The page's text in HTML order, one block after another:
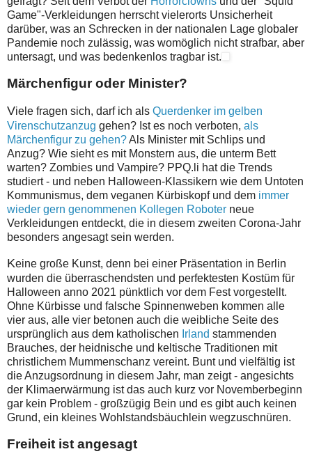
Game"-Verkleidungen herrscht vielerorts Unsicherheit
darüber, was an Schrecken in der nationalen Lage globaler
Pandemie noch zulässig, was womöglich nicht strafbar, aber
untersagt, und was bedenkenlos tragbar ist.
Märchenfigur oder Minister?
Viele fragen sich, darf ich als Querdenker im gelben
Virenschutzanzug gehen? Ist es noch verboten, als
Märchenfigur zu gehen?Als Minister mit Schlips und
Anzug? Wie sieht es mit Monstern aus, die unterm Bett
warten? Zombies und Vampire? PPQ.li hat die Trends
studiert - und neben Halloween-Klassikern wie dem Untoten
Kommunismus, dem veganen Kürbiskopf und dem immer
wieder gern genommenen Kollegen Roboter neue
Verkleidungen entdeckt, die in diesem zweiten Corona-Jahr
besonders angesagt sein werden.
Keine große Kunst, denn bei einer Präsentation in Berlin
wurden die überraschendsten und perfektesten Kostüm für
Halloween anno 2021 pünktlich vor dem Fest vorgestellt.
Ohne Kürbisse und falsche Spinnenweben kommen alle
vier aus, alle vier betonen auch die weibliche Seite des
ursprünglich aus dem katholischen Irland stammenden
Brauches, der heidnische und keltische Traditionen mit
christlichem Mummenschanz vereint. Bunt und vielfältig ist
die Anzugsordnung in diesem Jahr, man zeigt - angesichts
der Klimaerwärmung ist das auch kurz vor Novemberbeginn
gar kein Problem - großzügig Bein und es gibt auch keinen
Grund, ein kleines Wohlstandsbäuchlein wegzuschnüren.
Freiheit ist angesagt